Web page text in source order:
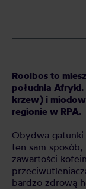
Rooibos to
południa
krzew) i
regionie w RPA.
Obydwa
ten sam
zawartości
bardzo zdrową